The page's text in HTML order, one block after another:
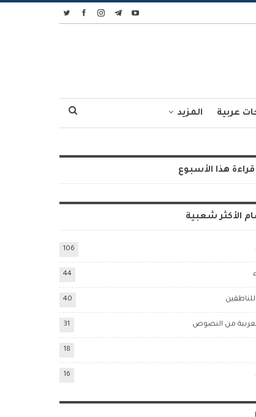
عربية المزيد
قراءة هذا الأسبوع
الأكثر شعبية
106
44
للناطقين 40
من النصوص 31
18
16